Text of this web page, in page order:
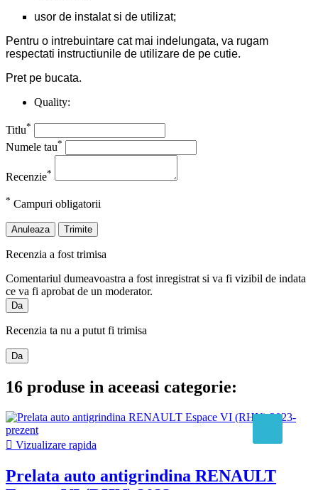
usor de instalat si de utilizat;
Pentru o intrebuintare cat mai indelungata, va rugam
respectati instructiunile de utilizare de pe cutie.
Pret pe bucata.
Quality:
Titlu*
Numele tau*
Recenzie*
* Campuri obligatorii
Anuleaza Trimite
Recenzia a fost trimisa
Comentariul dumeavoastra a fost inregistrat si va fi vizibil de indata
ce va fi aprobat de un moderator.
Da
Recenzia ta nu a putut fi trimisa
Da
16 produse in aceeasi categorie:
 Vizualizare rapida
Prelata auto antigrindina RENAULT